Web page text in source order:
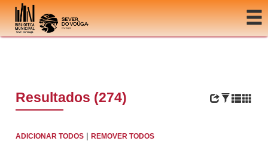
Ir para o conteúdo
Resultados (274)
ADICIONAR TODOS |REMOVER TODOS